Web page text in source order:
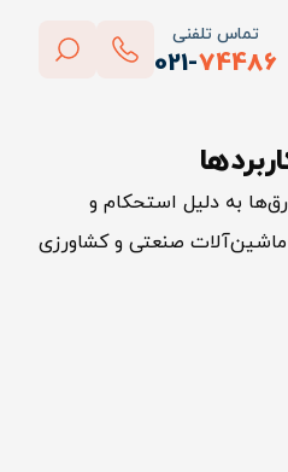
تماس تلفنی
021-74486
به دلیل استحکام و
ماشین‌آلات صنعتی و کشاورزی